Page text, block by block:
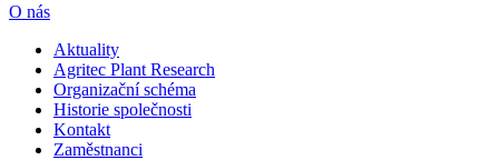
O nás
Aktuality
Agritec Plant Research
Organizační schéma
Historie společnosti
Kontakt
Zaměstnanci